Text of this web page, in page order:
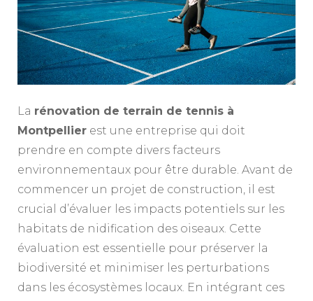
La rénovation de terrain de tennis à
Montpellier est une entreprise qui doit
prendre en compte divers facteurs
environnementaux pour être durable. Avant de
commencer un projet de construction, il est
crucial d’évaluer les impacts potentiels sur les
habitats de nidification des oiseaux. Cette
évaluation est essentielle pour préserver la
biodiversité et minimiser les perturbations
dans les écosystèmes locaux. En intégrant ces